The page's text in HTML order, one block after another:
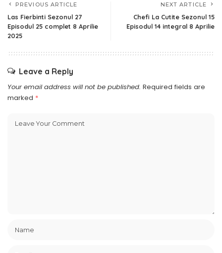
PREVIOUS ARTICLE
Las Fierbinti Sezonul 27
Episodul 25 complet 8 Aprilie
2025
NEXT ARTICLE
Chefi La Cutite Sezonul 15
Episodul 14 integral 8 Aprilie
Leave a Reply
Your email address will not be published. Required fields are
marked *